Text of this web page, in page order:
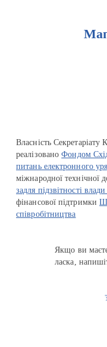
Власність Секретаріату
реалізованоФондом
питань електронного
міжнародної технічної
задля підзвітності
фінансової підтримки
співробітництва
Якщо ви
ласка,